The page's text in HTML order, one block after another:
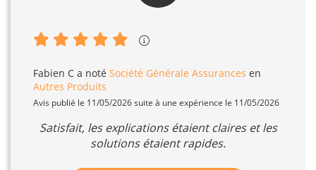
Fabien C a noté Société Générale Assurances en
Autres Produits
Avis publié le 11/05/2026 suite à une expérience le 11/05/2026
Satisfait, les explications étaient claires et les
solutions étaient rapides.